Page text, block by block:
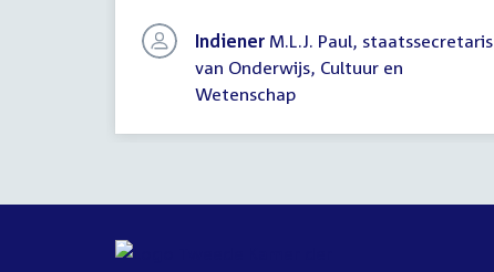
Indiener M.L.J. Paul, staatssecretaris
van Onderwijs, Cultuur en
Wetenschap